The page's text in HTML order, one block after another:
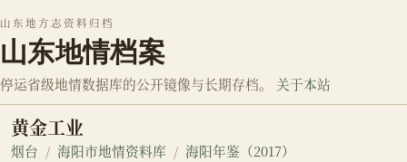
山东地方志资料归档
山东地情档案
停运省级地情数据库的公开镜像与长期存档。 关于本站
黄金工业
烟台 海阳市地情资料库
海阳年鉴（2017）